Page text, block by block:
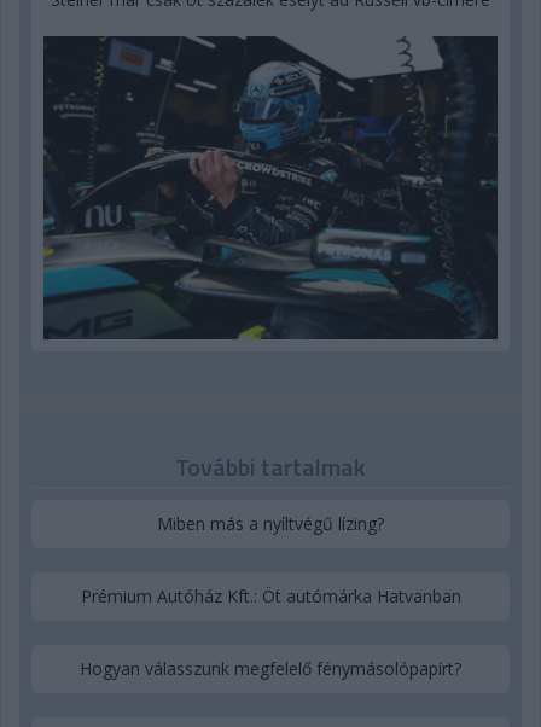
További tartalmak
Miben más a nyíltvégű lízing?
Prémium Autóház Kft.: Öt autómárka Hatvanban
Hogyan válasszunk megfelelő fénymásolópapírt?